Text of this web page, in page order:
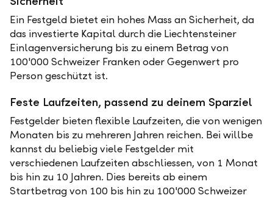
Ein Festgeld bietet ein hohes Mass an Sicherheit, da
das investierte Kapital durch die Liechtensteiner
Einlagenversicherung bis zu einem Betrag von
100'000 Schweizer Franken oder Gegenwert pro
Person geschützt ist.
Feste Laufzeiten, passend zu deinem Sparziel
Festgelder bieten flexible Laufzeiten, die von wenigen
Monaten bis zu mehreren Jahren reichen. Bei willbe
kannst du beliebig viele Festgelder mit
verschiedenen Laufzeiten abschliessen, von 1 Monat
bis hin zu 10 Jahren. Dies bereits ab einem
Startbetrag von 100 bis hin zu 100'000 Schweizer